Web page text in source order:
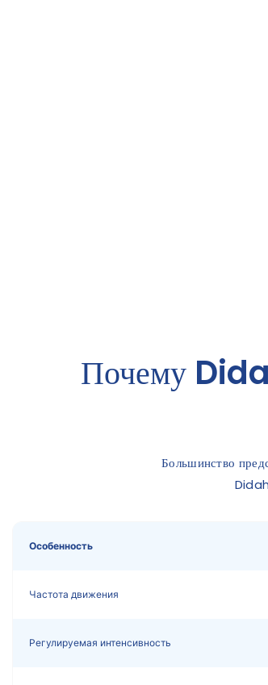
Почему
Большинство
Особенность
Частота движения
Регулируемая интенсивность